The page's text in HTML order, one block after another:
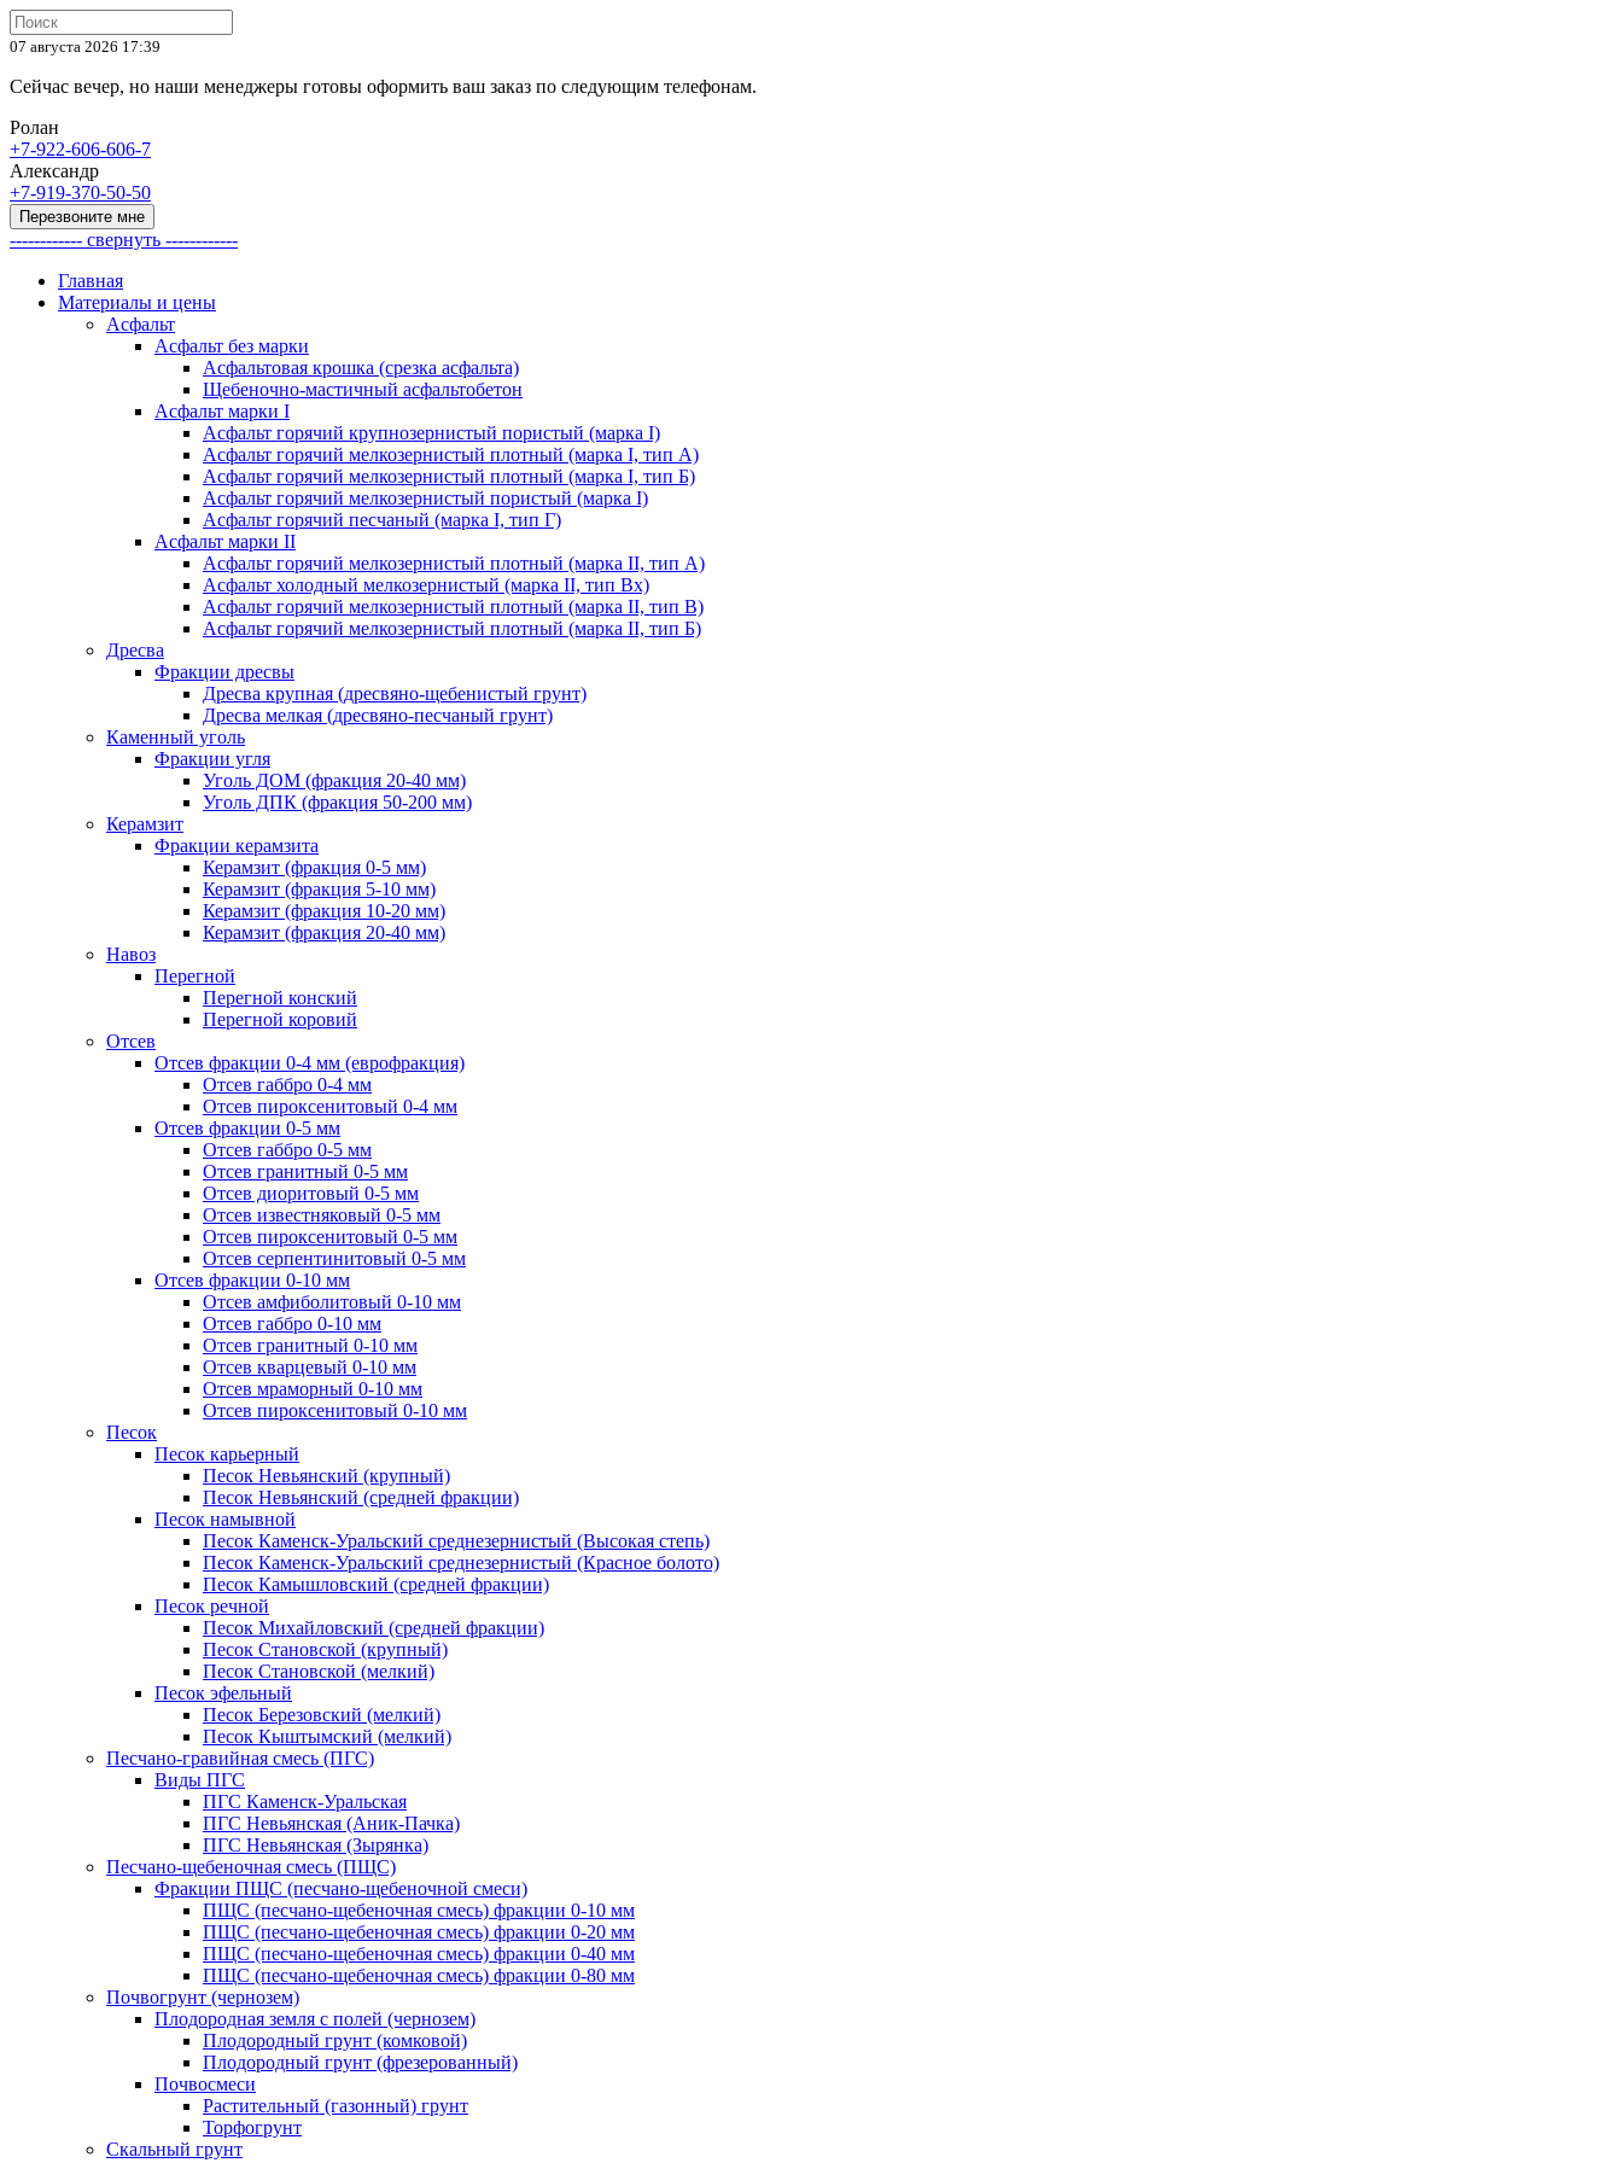
07 августа 2026 17:39
Cейчас вечер, но наши менеджеры готовы оформить ваш заказ по следующим телефонам.
Ролан
+7-922-606-606-7
Александр
+7-919-370-50-50
Перезвоните мне
------------ свернуть ------------
Главная
Материалы и цены
Асфальт
Асфальт без марки
Асфальтовая крошка (срезка асфальта)
Щебеночно-мастичный асфальтобетон
Асфальт марки I
Асфальт горячий крупнозернистый пористый (марка I)
Асфальт горячий мелкозернистый плотный (марка I, тип А)
Асфальт горячий мелкозернистый плотный (марка I, тип Б)
Асфальт горячий мелкозернистый пористый (марка I)
Асфальт горячий песчаный (марка I, тип Г)
Асфальт марки II
Асфальт горячий мелкозернистый плотный (марка II, тип А)
Асфальт холодный мелкозернистый (марка II, тип Вх)
Асфальт горячий мелкозернистый плотный (марка II, тип В)
Асфальт горячий мелкозернистый плотный (марка II, тип Б)
Дресва
Фракции дресвы
Дресва крупная (дресвяно-щебенистый грунт)
Дресва мелкая (дресвяно-песчаный грунт)
Каменный уголь
Фракции угля
Уголь ДОМ (фракция 20-40 мм)
Уголь ДПК (фракция 50-200 мм)
Керамзит
Фракции керамзита
Керамзит (фракция 0-5 мм)
Керамзит (фракция 5-10 мм)
Керамзит (фракция 10-20 мм)
Керамзит (фракция 20-40 мм)
Навоз
Перегной
Перегной конский
Перегной коровий
Отсев
Отсев фракции 0-4 мм (еврофракция)
Отсев габбро 0-4 мм
Отсев пироксенитовый 0-4 мм
Отсев фракции 0-5 мм
Отсев габбро 0-5 мм
Отсев гранитный 0-5 мм
Отсев диоритовый 0-5 мм
Отсев известняковый 0-5 мм
Отсев пироксенитовый 0-5 мм
Отсев серпентинитовый 0-5 мм
Отсев фракции 0-10 мм
Отсев амфиболитовый 0-10 мм
Отсев габбро 0-10 мм
Отсев гранитный 0-10 мм
Отсев кварцевый 0-10 мм
Отсев мраморный 0-10 мм
Отсев пироксенитовый 0-10 мм
Песок
Песок карьерный
Песок Невьянский (крупный)
Песок Невьянский (средней фракции)
Песок намывной
Песок Каменск-Уральский среднезернистый (Высокая степь)
Песок Каменск-Уральский среднезернистый (Красное болото)
Песок Камышловский (средней фракции)
Песок речной
Песок Михайловский (средней фракции)
Песок Становской (крупный)
Песок Становской (мелкий)
Песок эфельный
Песок Березовский (мелкий)
Песок Кыштымский (мелкий)
Песчано-гравийная смесь (ПГС)
Виды ПГС
ПГС Каменск-Уральская
ПГС Невьянская (Аник-Пачка)
ПГС Невьянская (Зырянка)
Песчано-щебеночная смесь (ПЩС)
Фракции ПЩС (песчано-щебеночной смеси)
ПЩС (песчано-щебеночная смесь) фракции 0-10 мм
ПЩС (песчано-щебеночная смесь) фракции 0-20 мм
ПЩС (песчано-щебеночная смесь) фракции 0-40 мм
ПЩС (песчано-щебеночная смесь) фракции 0-80 мм
Почвогрунт (чернозем)
Плодородная земля с полей (чернозем)
Плодородный грунт (комковой)
Плодородный грунт (фрезерованный)
Почвосмеси
Растительный (газонный) грунт
Торфогрунт
Скальный грунт